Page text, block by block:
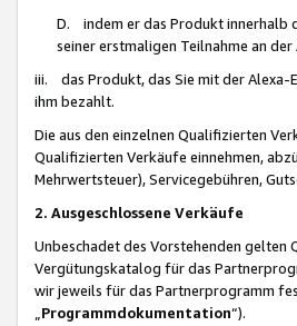
D. indem er das Produkt innerhalb
seiner erstmaligen Teilnahme an
iii. das Produkt, das Sie mit der Alexa-
ihm bezahlt.
Die aus den einzelnen Qualifizierten
Qualifizierten Verkäufe einnehmen,
Mehrwertsteuer), Servicegebühren,
2. Ausgeschlossene Verkäufe
Unbeschadet des Vorstehenden gelten
Vergütungskatalog für das
wir jeweils für das Partnerprogramm
Programmdokumentation“).